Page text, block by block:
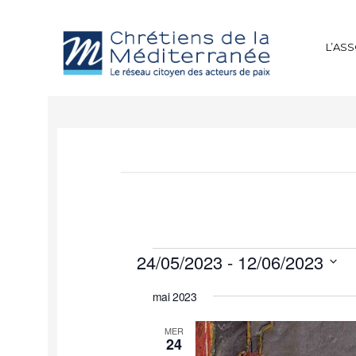
24/05/2023 - 12/06/2023
unemai 2023
MER
24